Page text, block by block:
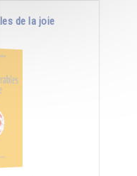
de la joie